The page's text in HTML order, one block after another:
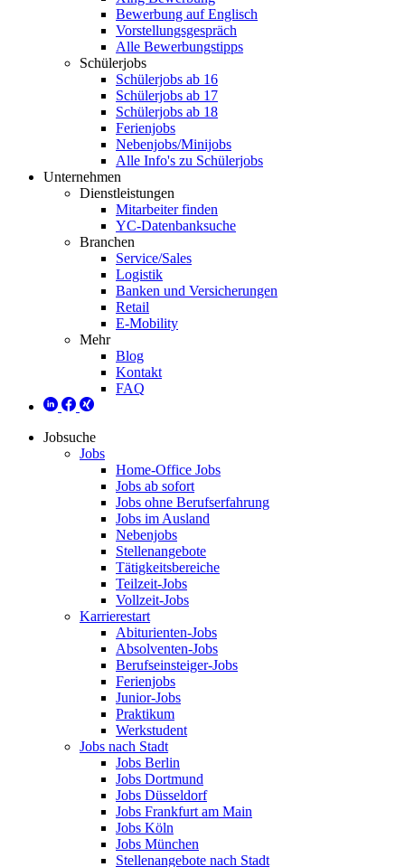
Bewerbung auf Englisch
Vorstellungsgespräch
Alle Bewerbungstipps
Schülerjobs
Schülerjobs ab 16
Schülerjobs ab 17
Schülerjobs ab 18
Ferienjobs
Nebenjobs/Minijobs
Alle Info's zu Schülerjobs
Unternehmen
Dienstleistungen
Mitarbeiter finden
YC-Datenbanksuche
Branchen
Service/Sales
Logistik
Banken und Versicherungen
Retail
E-Mobility
Mehr
Blog
Kontakt
FAQ
Jobsuche
Jobs
Home-Office Jobs
Jobs ab sofort
Jobs ohne Berufserfahrung
Jobs im Ausland
Nebenjobs
Stellenangebote
Tätigkeitsbereiche
Teilzeit-Jobs
Vollzeit-Jobs
Karrierestart
Abiturienten-Jobs
Absolventen-Jobs
Berufseinsteiger-Jobs
Ferienjobs
Junior-Jobs
Praktikum
Werkstudent
Jobs nach Stadt
Jobs Berlin
Jobs Dortmund
Jobs Düsseldorf
Jobs Frankfurt am Main
Jobs Köln
Jobs München
Stellenangebote nach Stadt